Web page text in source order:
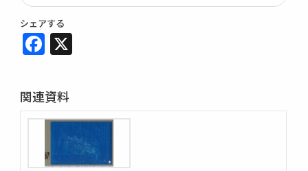
シェアする
Facebook
関連資料